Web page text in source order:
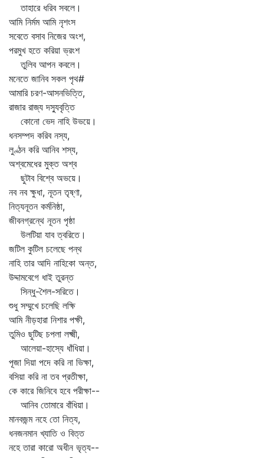
তাহারে ধরিব সবলে।
আমি নির্মম আমি নৃশংস
সবেতে বসাব নিজের অংশ,
পরমুখ হতে করিয়া ভ্রংশ
তুলিব আপন কবলে।
মনেতে জানিব সকল পৃথ#
আমারি চরণ-আসনভিত্তি,
রাজার রাজ্য দস্যুবৃত্তি
কোনো ভেদ নাহি উভয়ে।
ধনসম্পদ করিব নস্য,
লুণ্ঠন করি আনিব শস্য,
অশ্বমেধের মুক্ত অশ্ব
ছুটাব বিশ্বে অভয়ে।
নব নব ক্ষুধা, নূতন তৃষ্ণা,
নিত্যনূতন কর্মনিষ্ঠা,
জীবনগ্রন্থে নূতন পৃষ্ঠা
উলটিয়া যাব ত্বরিতে।
জটিল কুটিল চলেছে পন্থ
নাহি তার আদি নাহিকো অন্ত,
উদ্দামবেগে ধাই তুরন্ত
সিন্ধু-শৈল-সরিতে।
শুধু সম্মুখে চলেছি লক্ষি
আমি নীড়হারা নিশার পক্ষী,
তুমিও ছুটিছ চপলা লক্ষ্মী,
আলেয়া-হাস্যে ধাঁধিয়া।
পূজা দিয়া পদে করি না ভিক্ষা,
বসিয়া করি না তব প্রতীক্ষা,
কে কারে জিনিবে হবে পরীক্ষা--
আনিব তোমারে বাঁধিয়া।
মানবজন্ম নহে তো নিত্য,
ধনজনমান খ্যাতি ও বিত্ত
নহে তারা কারো অধীন ভৃত্য--